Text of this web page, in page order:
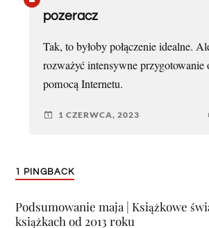
pozeracz
Tak, to byłoby połączenie idealne.
rozważyć intensywne przygotowanie
pomocą Internetu.
1 CZERWCA, 2023
1 PINGBACK
Podsumowanie maja | Książkowe
książkach od 2013 roku